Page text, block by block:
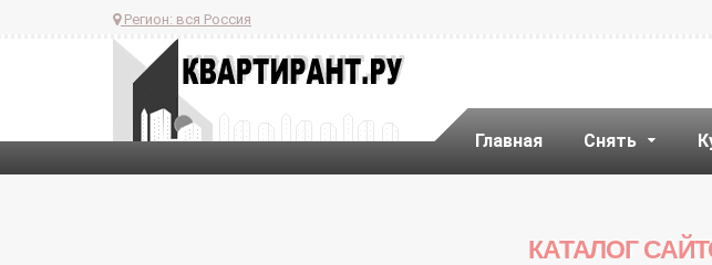
Регион: вся Россия
Главная Снять
КАТАЛОГ